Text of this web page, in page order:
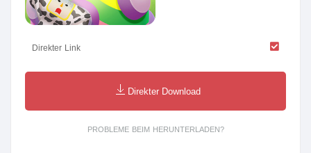
Direkter Link
Direkter Download
PROBLEME BEIM HERUNTERLADEN?